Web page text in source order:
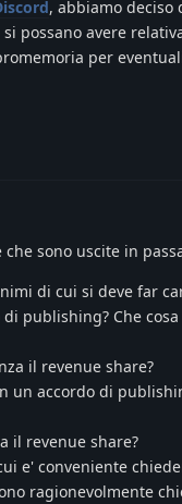
, abbiamo
possano avere
per
sono uscite in
di cui si deve far
di publishing? Che
il revenue share?
un accordo di
il revenue share?
e' conveniente
ragionevolmente